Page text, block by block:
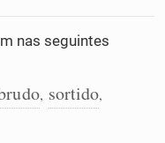
nas seguintes
, sortido,